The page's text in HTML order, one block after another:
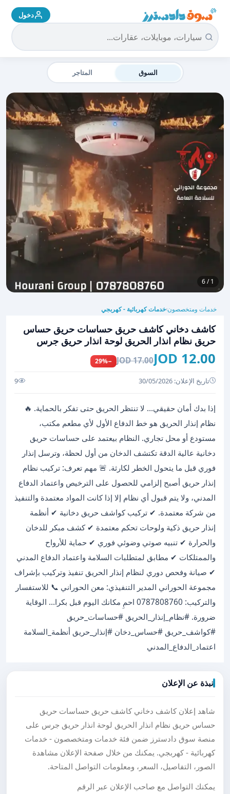
سوق دادسترز الرئيسية دخول
السوق المتاجر
1 / 6
خدمات ومتخصصون›خدمات كهربائية - كهربجي
كاشف دخاني كاشف حريق حساسات حريق حساس
حريق نظام انذار الحريق لوحة انذار حريق جرس
12.00 JOD
17.00 JOD
−29%
تاريخ الإعلان: 30/05/2026 9
إذا بدك أمان حقيقي… لا تنتظر الحريق حتى تفكر بالحماية. 🔥
نظام إنذار الحريق هو خط الدفاع الأول لأي مطعم مكتب،
مستودع أو محل تجاري. النظام بيعتمد على حساسات حريق
دخانية عالية الدقة تكتشف الدخان من أول لحظة، وترسل إنذار
فوري قبل ما يتحول الخطر لكارثة. 🚨 مهم تعرف: تركيب نظام
إنذار حريق أصبح إلزامي للحصول على الترخيص واعتماد الدفاع
المدني، ولا يتم قبول أي نظام إلا إذا كانت المواد معتمدة والتنفيذ
من شركة معتمدة. ✔ تركيب كواشف حريق دخانية ✔ أنظمة
إنذار حريق ذكية ولوحات تحكم معتمدة ✔ كشف مبكر للدخان
والحرارة ✔ تنبيه صوتي وضوئي فوري ✔ حماية للأرواح
والممتلكات ✔ مطابق لمتطلبات السلامة واعتماد الدفاع المدني
✔ صيانة وفحص دوري لنظام إنذار الحريق تنفيذ وتركيب بإشراف
مجموعة الحوراني المدير التنفيذي: معن الحوراني 📞 للاستفسار
والتركيب: 0787808760 احمِ مكانك اليوم قبل بكرا… الوقاية
ضرورة. #نظام_إنذار_الحريق #حساسات_حريق
#كواشف_حريق #حساس_دخان #إنذار_حريق أنظمة_السلامة
اعتماد_الدفاع_المدني
نبذة عن الإعلان
شاهد إعلان كاشف دخاني كاشف حريق حساسات حريق
حساس حريق نظام انذار الحريق لوحة انذار حريق جرس على
منصة سوق دادسترز ضمن فئة خدمات ومتخصصون - خدمات
كهربائية - كهربجي. يمكنك من خلال صفحة الإعلان مشاهدة
الصور، التفاصيل، السعر، ومعلومات التواصل المتاحة.
يمكنك التواصل مع صاحب الإعلان عبر الرقم